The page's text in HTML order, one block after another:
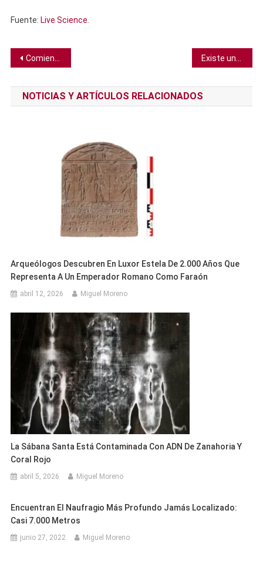
Fuente: Live Science
Navegación
de
entradas
Comienzan los ensayos para una vacuna contra el cáncer de seno, la primera de su tipo
NOTICIAS Y ARTÍCULOS RELACIONADOS
Arqueólogos Descubren En Luxor Estela De 2.000 Años Que
Representa A Un Emperador Romano Como Faraón
abril 12, 2026 Miguel Moreno
La Sábana Santa Está Contaminada Con ADN De Zanahoria Y
Coral Rojo
abril 5, 2026 Miguel Moreno
Encuentran El Naufragio Más Profundo Jamás Localizado:
Casi 7.000 Metros
junio 27, 2022 Miguel Moreno